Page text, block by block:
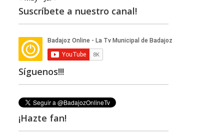
Suscríbete a nuestro canal!
Síguenos!!!
¡Hazte fan!